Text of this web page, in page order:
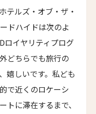
ル
テルズ・オブ・ザ・
ドハイドは次のよ
ロイヤリティプログ
どちらでも旅行の
嬉しいです。私ども
で近くのロケーシ
トに滞在するまで、